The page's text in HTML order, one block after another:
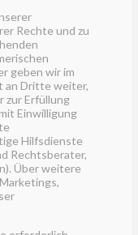
Rechte und zu
geben wir im
an Dritte weiter,
zur Erfüllung
Einwilligung
Hilfsdienste
Rechtsberater,
Über weitere